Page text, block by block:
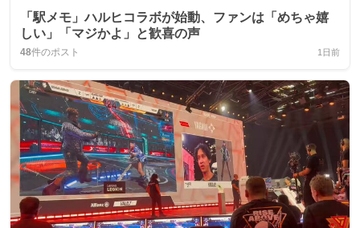
「駅メモ」ハルヒコラボが始動、ファンは「めちゃ嬉
しい」「マジかよ」と歓喜の声
48件のポスト 1日前